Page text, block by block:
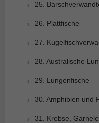
25.
26. Plattfische
27.
28. Australische
29. Lungenfische
30. Amphibien und
31. Krebse,